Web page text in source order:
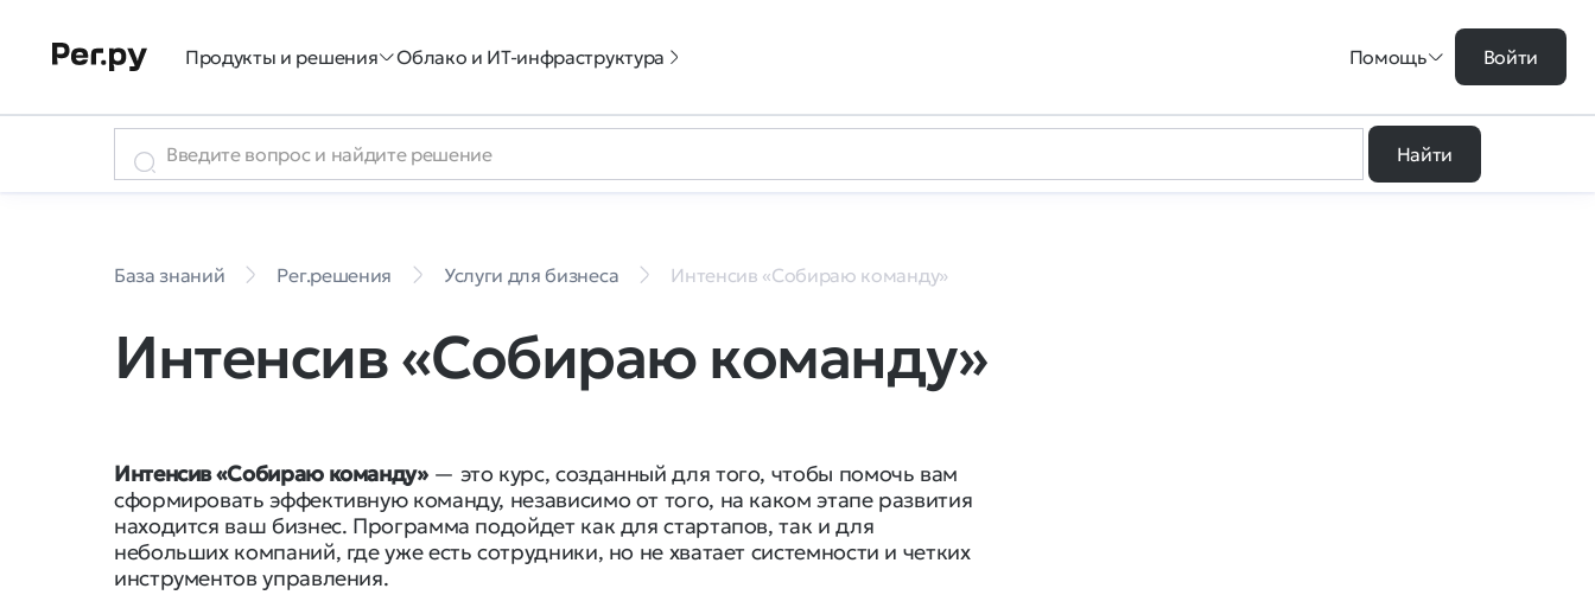
Продукты и решения Облако и ИТ-инфраструктура Помощь Войти
Найти
База знаний Рег.решения Услуги для бизнеса Интенсив «Собираю команду»
Интенсив «Собираю команду»
Интенсив «Собираю команду»— это курс, созданный для того, чтобы помочь вам
сформировать эффективную команду, независимо от того, на каком этапе развития
находится ваш бизнес. Программа подойдет как для стартапов, так и для
небольших компаний, где уже есть сотрудники, но не хватает системности и четких
инструментов управления.